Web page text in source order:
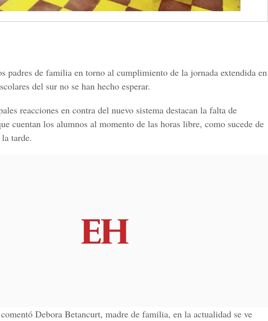
padres de familia en torno al cumplimiento de la jornada extendida en
del sur no se han hecho esperar.
reacciones en contra del nuevo sistema destacan la falta de
cuentan los alumnos al momento de las horas libre, como sucede de
tarde.
Debora Betancurt, madre de familia, en la actualidad se ve